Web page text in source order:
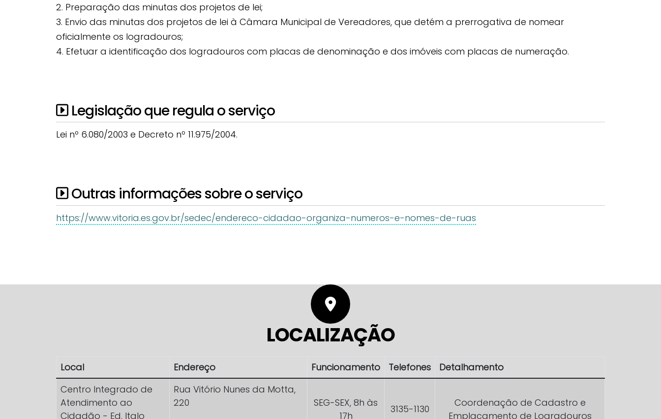
2. Preparação das minutas dos projetos de lei;
3. Envio das minutas dos projetos de lei à Câmara Municipal de Vereadores, que detém a prerrogativa de nomear
oficialmente os logradouros;
4. Efetuar a identificação dos logradouros com placas de denominação e dos imóveis com placas de numeração.
Legislação que regula o serviço
Lei nº 6.080/2003 e Decreto nº 11.975/2004.
Outras informações sobre o serviço
https://www.vitoria.es.gov.br/sedec/endereco-cidadao-organiza-numeros-e-nomes-de-ruas
LOCALIZAÇÃO
Local Endereço Funcionamento Telefones
Detalhamento
Centro Integrado de
Atendimento ao
Cidadão - Ed. Italo
Rua Vitório Nunes da Motta,
220
SEG-SEX, 8h às
17h
3135-1130
Coordenação de Cadastro e
Emplacamento de Logradouros